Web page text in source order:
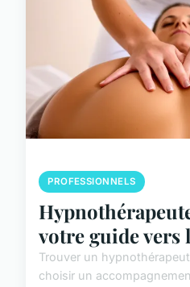
PROFESSIONNELS
votre guide vers
Trouver un
choisir un